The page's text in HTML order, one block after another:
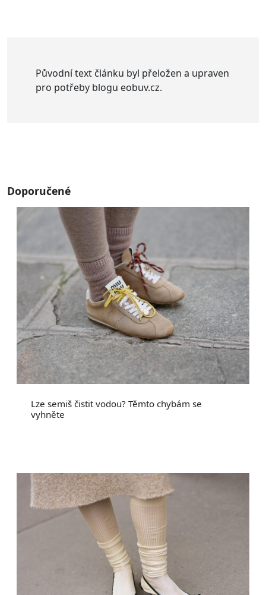
Původní text článku byl přeložen a upraven
pro potřeby blogu eobuv.cz.
Doporučené
Lze semiš čistit vodou? Těmto chybám se
vyhněte